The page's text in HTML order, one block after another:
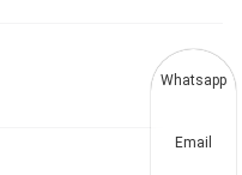
Whatsapp
Email